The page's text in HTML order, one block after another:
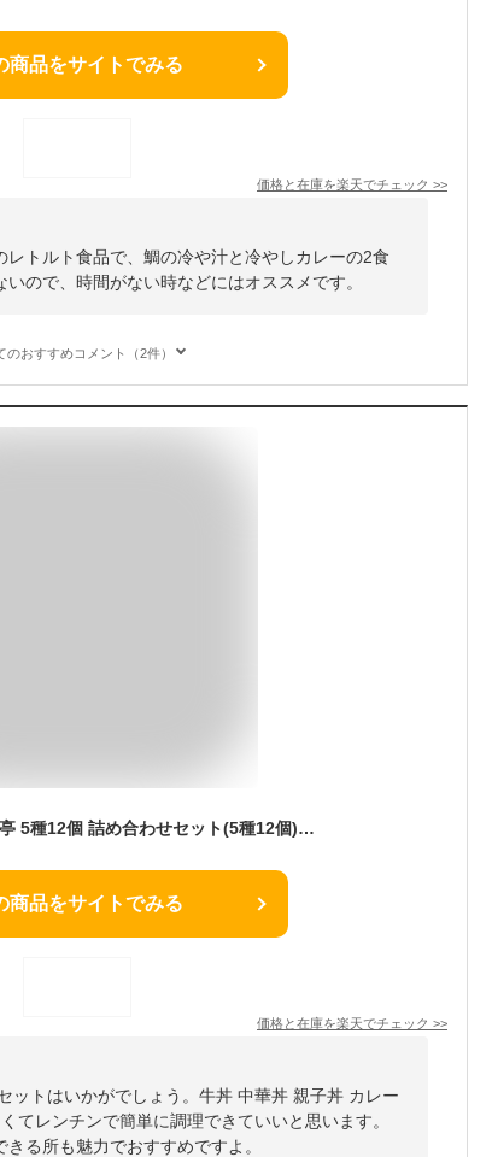
商品をサイトでみる
価格と在庫を楽天でチェック >>
トルト食品で、鯛の冷や汁と冷やしカレーの2食
ので、時間がない時などにはオススメです。
のおすすめコメント（2件）
【企画品】DONBURI亭 5種12個 詰め合わせセット(5種12個)[牛丼 中華丼 親子丼 カレー レトルト レンチン]
商品をサイトでみる
価格と在庫を楽天でチェック >>
ットはいかがでしょう。牛丼 中華丼 親子丼 カレー
てレンチンで簡単に調理できていいと思います。
る所も魅力でおすすめですよ。